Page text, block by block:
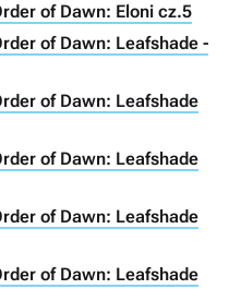
of Dawn: Eloni cz.5
of Dawn: Leafshade -
of Dawn: Leafshade
of Dawn: Leafshade
of Dawn: Leafshade
of Dawn: Leafshade